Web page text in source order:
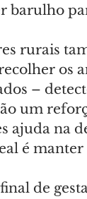
barulho
rurais
os
–
um
ajuda na
é
de